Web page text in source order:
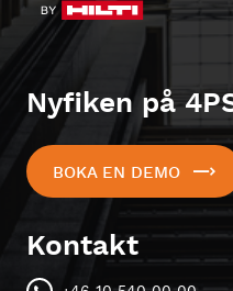
Nyfiken på
BOKA EN DEMO
Kontakt